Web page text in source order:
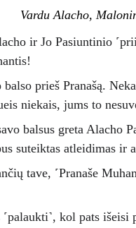
Vardu Alacho,
ir Jo Pasiuntinio
prieš Pranašą.
niekais, jums to
balsus greta Alacho
suteiktas atleidimas ir
tave, ˹Pranaše
kol pats